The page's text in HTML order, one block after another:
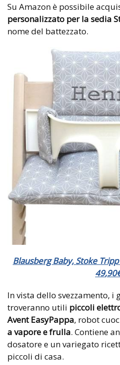
Su Amazon è possibile
personalizzato per la sedia
nome del battezzato.
Blausberg Baby, Stoke
49,90
In vista dello svezzamento, i
troveranno utili piccoli
Avent EasyPappa, robot
a vapore e frulla. Contiene
dosatore e un variegato
piccoli di casa.